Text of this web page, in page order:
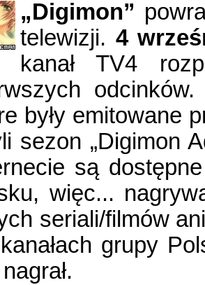
„Digimon”
telewizji. 4
kanał TV4
były emitowane
sezon „Digimon
są
więc...
seriali/filmów
grupy